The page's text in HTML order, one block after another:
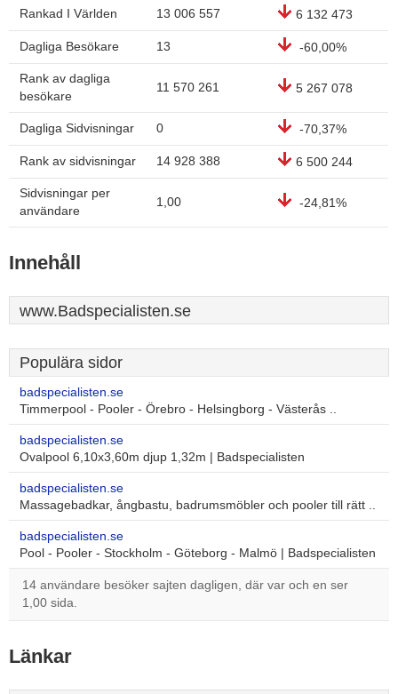
Rankad I Världen 13 006 557 6 132 473
Dagliga Besökare 13 -60,00%
Rank av dagliga
besökare
11 570 261 5 267 078
Dagliga Sidvisningar 0 -70,37%
Rank av sidvisningar 14 928 388 6 500 244
Sidvisningar per
användare
1,00 -24,81%
Innehåll
www.Badspecialisten.se
Populära sidor
badspecialisten.se
Timmerpool - Pooler - Örebro - Helsingborg - Västerås ..
badspecialisten.se
Ovalpool 6,10x3,60m djup 1,32m | Badspecialisten
badspecialisten.se
Massagebadkar, ångbastu, badrumsmöbler och pooler till rätt ..
badspecialisten.se
Pool - Pooler - Stockholm - Göteborg - Malmö | Badspecialisten
14 användare besöker sajten dagligen, där var och en ser
1,00 sida.
Länkar